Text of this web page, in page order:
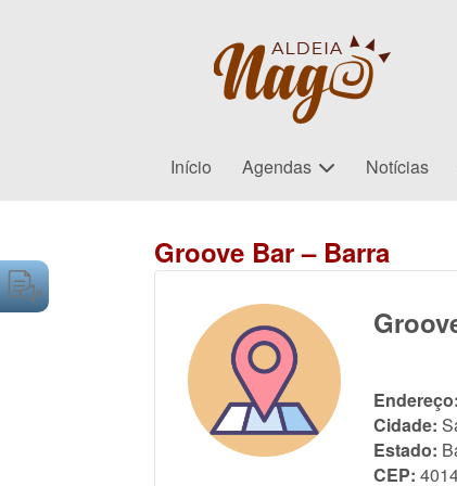
Início Agendas Notícias
Groove Bar – Barra
Endereço:
Cidade:
Estado:
CEP: